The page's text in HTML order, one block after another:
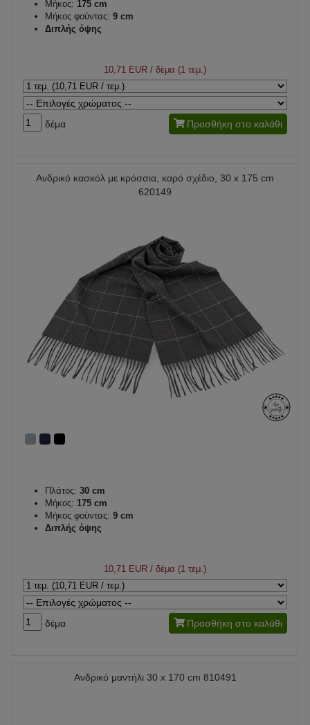
Μήκος: 175 cm
Μήκος φούντας: 9 cm
Διπλής όψης
10,71 EUR / δέμα (1 τεμ.)
δέμα Προσθήκη στο καλάθι
Ανδρικό κασκόλ με κρόσσια, καρό σχέδιο, 30 x 175 cm
620149
Πλάτος: 30 cm
Μήκος: 175 cm
Μήκος φούντας: 9 cm
Διπλής όψης
10,71 EUR / δέμα (1 τεμ.)
δέμα Προσθήκη στο καλάθι
Ανδρικό μαντήλι 30 x 170 cm 810491